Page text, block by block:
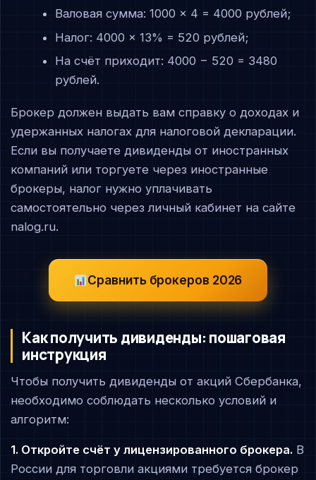
Валовая сумма: 1000 × 4 = 4000 рублей;
Налог: 4000 × 13% = 520 рублей;
На счёт приходит: 4000 − 520 = 3480
рублей.
Брокер должен выдать вам справку о доходах и
удержанных налогах для налоговой декларации.
Если вы получаете дивиденды от иностранных
компаний или торгуете через иностранные
брокеры, налог нужно уплачивать
самостоятельно через личный кабинет на сайте
nalog.ru.
Сравнить брокеров 2026
Как получить дивиденды: пошаговая
инструкция
Чтобы получить дивиденды от акций Сбербанка,
необходимо соблюдать несколько условий и
алгоритм:
1. Откройте счёт у лицензированного брокера. В
России для торговли акциями требуется брокер